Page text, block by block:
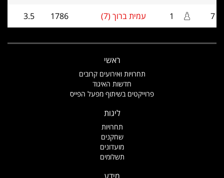
7
1 עמית ברוך (7) 1786
3.5
ראשי
תחרויות ואירועים קרובים
חדשות האיגוד
פרוייקטים בשיתוף מפעל הפייס
ליגות
תחרויות
שחקנים
מועדונים
תשלומים